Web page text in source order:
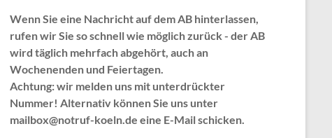
Wenn Sie eine Nachricht auf dem AB hinterlassen,
rufen wir Sie so schnell wie möglich zurück - der AB
wird täglich mehrfach abgehört, auch an
Wochenenden und Feiertagen.
Achtung: wir melden uns mit unterdrückter
Nummer! Alternativ können Sie uns unter
mailbox@notruf-koeln.de eine E-Mail schicken.